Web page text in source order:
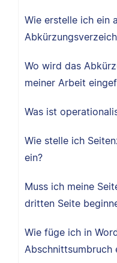
Wie erstelle ich ein
Wo wird das
meiner Arbeit
Was ist
Wie stelle ich
ein?
Muss ich meine
dritten Seite
Wie füge ich in
Abschnittsumbruch